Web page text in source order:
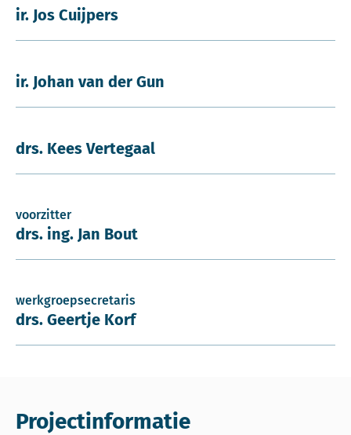
ir. Jos Cuijpers
ir. Johan van der Gun
drs. Kees Vertegaal
voorzitter
drs. ing. Jan Bout
werkgroepsecretaris
drs. Geertje Korf
Projectinformatie